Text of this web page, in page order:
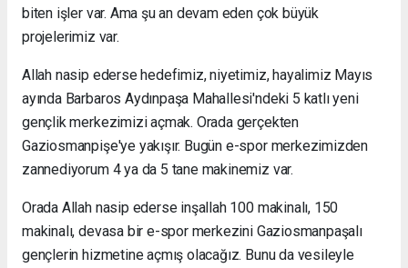
biten işler var. Ama şu an devam eden çok büyük
projelerimiz var.
Allah nasip ederse hedefimiz, niyetimiz, hayalimiz Mayıs
ayında Barbaros Aydınpaşa Mahallesi'ndeki 5 katlı yeni
gençlik merkezimizi açmak. Orada gerçekten
Gaziosmanpişe'ye yakışır. Bugün e-spor merkezimizden
zannediyorum 4 ya da 5 tane makinemiz var.
Orada Allah nasip ederse inşallah 100 makinalı, 150
makinalı, devasa bir e-spor merkezini Gaziosmanpaşalı
gençlerin hizmetine açmış olacağız. Bunu da vesileyle